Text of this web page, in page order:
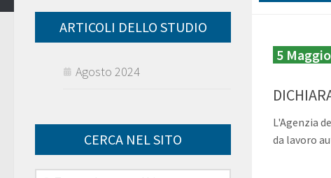
5
L'Agenzia
da lavoro
ARTICOLI DELLO STUDIO
Agosto 2024
CERCA NEL SITO